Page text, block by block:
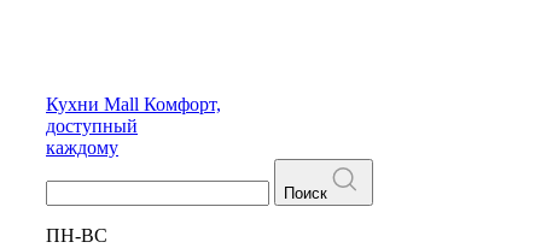
Кухни Mall Комфорт,
доступный
каждому
Поиск
ПН-ВС